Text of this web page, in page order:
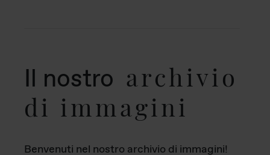
Il nostro archivio
di immagini
Benvenuti nel nostro archivio di immagini!